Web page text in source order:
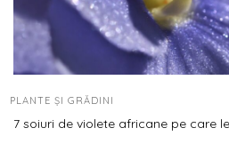
PLANTE ȘI GRĂDINI
7 soiuri de violete africane pe care